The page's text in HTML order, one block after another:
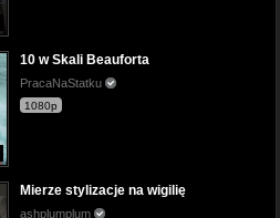
10 w Skali Beauforta
PracaNaStatku
1080p
Mierze stylizacje na wigilię
ashplumplum